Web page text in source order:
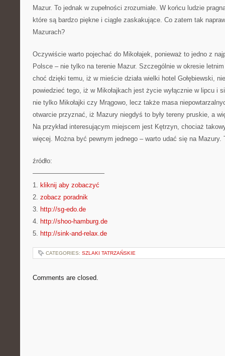
Mazur. To jednak w zupełności zrozumiałe. W końcu ludzie
które są bardzo piękne i ciągle zaskakujące. Co zatem tak
Mazurach?
Oczywiście warto pojechać do Mikołajek, ponieważ to jedno z
Polsce – nie tylko na terenie Mazur. Szczególnie w okresie
choć dzięki temu, iż w mieście działa wielki hotel Gołębiewski,
powiedzieć tego, iż w Mikołajkach jest życie wyłącznie w lipcu i
nie tylko Mikołajki czy Mrągowo, lecz także masa
otwarcie przyznać, iż Mazury niegdyś to były tereny pruskie, a
Na przykład interesującym miejscem jest Kętrzyn, chociaż
więcej. Można być pewnym jednego – warto udać się na Mazury.
źródło:
———————————
1. kliknij aby zobaczyć
2. zobacz poradnik
3. http://sg-edo.de
4. http://shoo-hamburg.de
5. http://sink-and-relax.de
CATEGORIES: SZLAKI TATRZAŃSKIE
Comments are closed.